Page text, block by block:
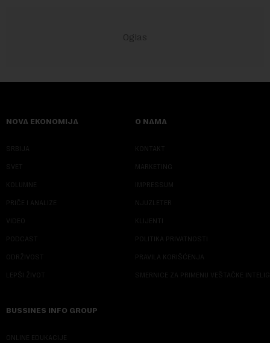
NOVA EKONOMIJA
SRBIJA
SVET
KOLUMNE
PRIČE I ANALIZE
VIDEO
PODCAST
ODRŽIVOST
LEPŠI ŽIVOT
O NAMA
KONTAKT
MARKETING
IMPRESSUM
NJUZLETER
KLIJENTI
POLITIKA PRIVATNOSTI
PRAVILA KORIŠĆENJA
SMERNICE ZA PRIMENU VEŠTAČKE
BUSSINES INFO GROUP
ONLINE EDUKACIJE